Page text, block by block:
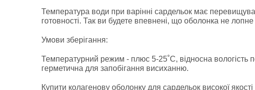
Температура води при варінні сардельок має
готовності. Так ви будете впевнені, що оболонка не
Умови зберігання:
Температурний режим - плюс 5-25˚С, відносна вологість
герметична для запобігання висиханню.
Купити колагенову оболонку для сардельок високої